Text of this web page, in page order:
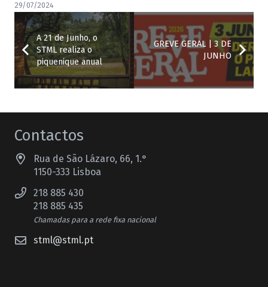
29/07/2024
A 21 de Junho, o
STML realiza o
piquenique anual
GREVE GERAL | 3 DE
JUNHO
Contactos
Rua de São Lázaro, 66, 1.°
1150-333 Lisboa
218 885 430
218 885 435
Chamadas para a rede fixa nacional
stml@stml.pt